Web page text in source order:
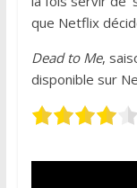
que Netflix
Dead to Me,
disponible sur